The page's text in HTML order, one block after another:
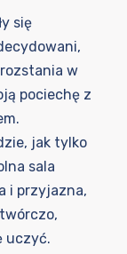
się
w
pociechę z
jak tylko
sala
i przyjazna,
uczyć.